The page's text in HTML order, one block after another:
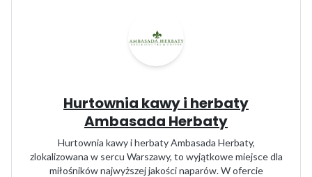
Hurtownia kawy i herbaty
Ambasada Herbaty
Hurtownia kawy i herbaty Ambasada Herbaty,
zlokalizowana w sercu Warszawy, to wyjątkowe miejsce dla
miłośników najwyższej jakości naparów. W ofercie